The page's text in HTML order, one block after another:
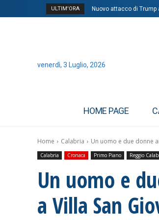
ULTIM'ORA Nuovo attacco di Trump
venerdì, 3 Luglio, 2026
HOME PAGE
Home Calabria Un uomo e due donne
Calabria Cronaca Primo Piano Reggio
Un uomo e
a Villa San